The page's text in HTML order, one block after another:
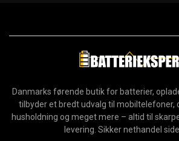
Danmarks førende butik for batterier,
tilbyder et bredt udvalg til mobiltelefoner,
husholdning og meget mere – altid til
levering. Sikker nethandel